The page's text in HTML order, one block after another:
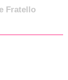
Fratello